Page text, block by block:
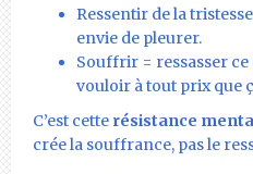
Ressentir de la
envie de pleurer.
Souffrir = ressasser ce
vouloir à tout prix que
C’est cette résistance
crée la souffrance, pas le